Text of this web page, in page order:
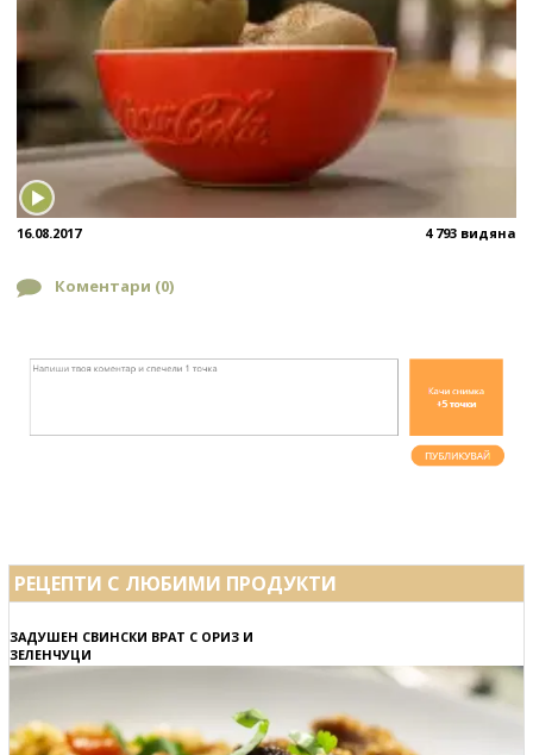
16.08.2017 4 793 видяна
Коментари (0)
РЕЦЕПТИ С ЛЮБИМИ ПРОДУКТИ
ЗАДУШЕН СВИНСКИ ВРАТ С ОРИЗ И
ЗЕЛЕНЧУЦИ